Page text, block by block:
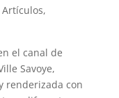
Artículos,
el canal de
Savoye,
renderizada con